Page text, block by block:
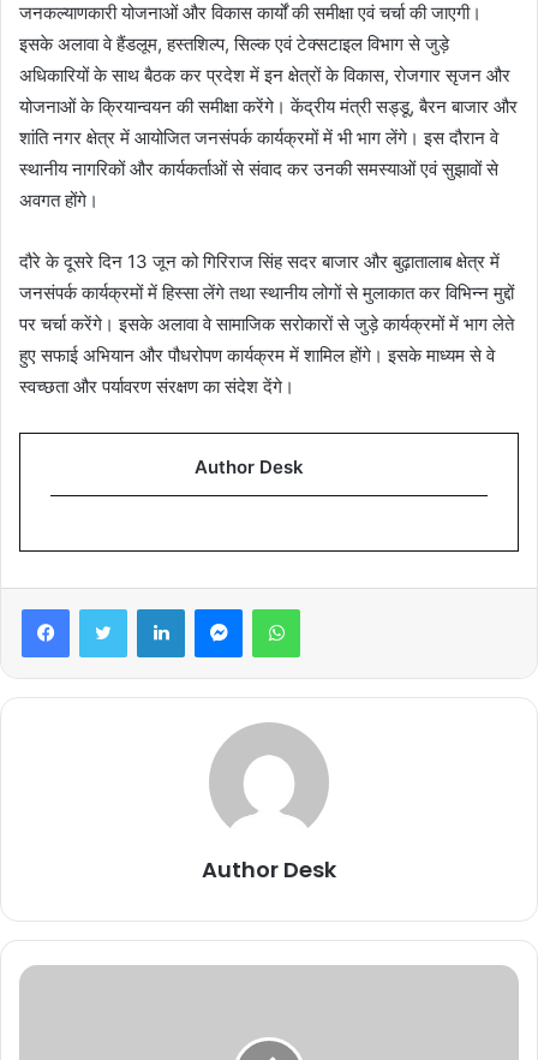
जनकल्याणकारी योजनाओं और विकास कार्यों की समीक्षा एवं चर्चा की जाएगी।
इसके अलावा वे हैंडलूम, हस्तशिल्प, सिल्क एवं टेक्सटाइल विभाग से जुड़े
अधिकारियों के साथ बैठक कर प्रदेश में इन क्षेत्रों के विकास, रोजगार सृजन और
योजनाओं के क्रियान्वयन की समीक्षा करेंगे। केंद्रीय मंत्री सड्डू, बैरन बाजार और
शांति नगर क्षेत्र में आयोजित जनसंपर्क कार्यक्रमों में भी भाग लेंगे। इस दौरान वे
स्थानीय नागरिकों और कार्यकर्ताओं से संवाद कर उनकी समस्याओं एवं सुझावों से
अवगत होंगे।
दौरे के दूसरे दिन 13 जून को गिरिराज सिंह सदर बाजार और बुढ़ातालाब क्षेत्र में
जनसंपर्क कार्यक्रमों में हिस्सा लेंगे तथा स्थानीय लोगों से मुलाकात कर विभिन्न मुद्दों
पर चर्चा करेंगे। इसके अलावा वे सामाजिक सरोकारों से जुड़े कार्यक्रमों में भाग लेते
हुए सफाई अभियान और पौधरोपण कार्यक्रम में शामिल होंगे। इसके माध्यम से वे
स्वच्छता और पर्यावरण संरक्षण का संदेश देंगे।
Author Desk
Author Desk